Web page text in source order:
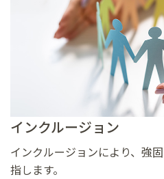
インクルージョン
インクルージョンにより、強
指します。